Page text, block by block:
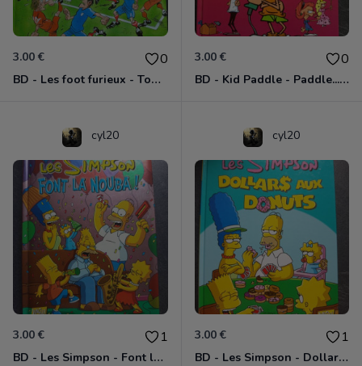
3.00 € 0
BD - Les foot furieux - Tome 7
3.00 € 0
BD - Kid Paddle - Paddle... My name is Kid paddle - Tome 8
cyl20
3.00 € 1
BD - Les Simpson - Font la nouba ! - Tome 4
cyl20
3.00 € 1
BD - Les Simpson - Dollars aux donuts - Tome 20